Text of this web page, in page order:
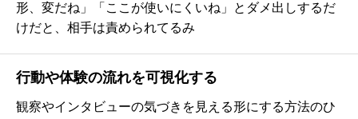
形、変だね」「ここが使いにくいね」とダメ出しするだ
けだと、相手は責められてるみ
行動や体験の流れを可視化する
観察やインタビューの気づきを見える形にする方法のひ